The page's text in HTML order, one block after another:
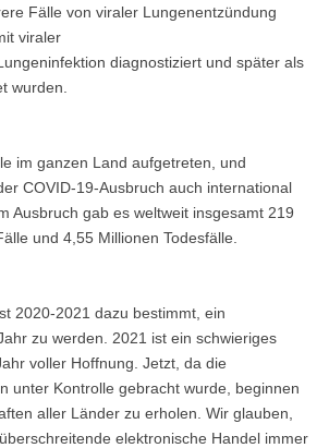
Fälle von viraler Lungenentzündung
viraler
diagnostiziert und später als
wurden.
im ganzen Land aufgetreten, und
COVID-19-Ausbruch auch international
Ausbruch gab es weltweit insgesamt 219
und 4,55 Millionen Todesfälle.
2020-2021 dazu bestimmt, ein
zu werden. 2021 ist ein schwieriges
voller Hoffnung. Jetzt, da die
unter Kontrolle gebracht wurde, beginnen
aller Länder zu erholen. Wir glauben,
elektronische Handel immer